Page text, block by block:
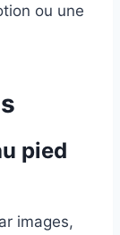
ou une
pied
images,